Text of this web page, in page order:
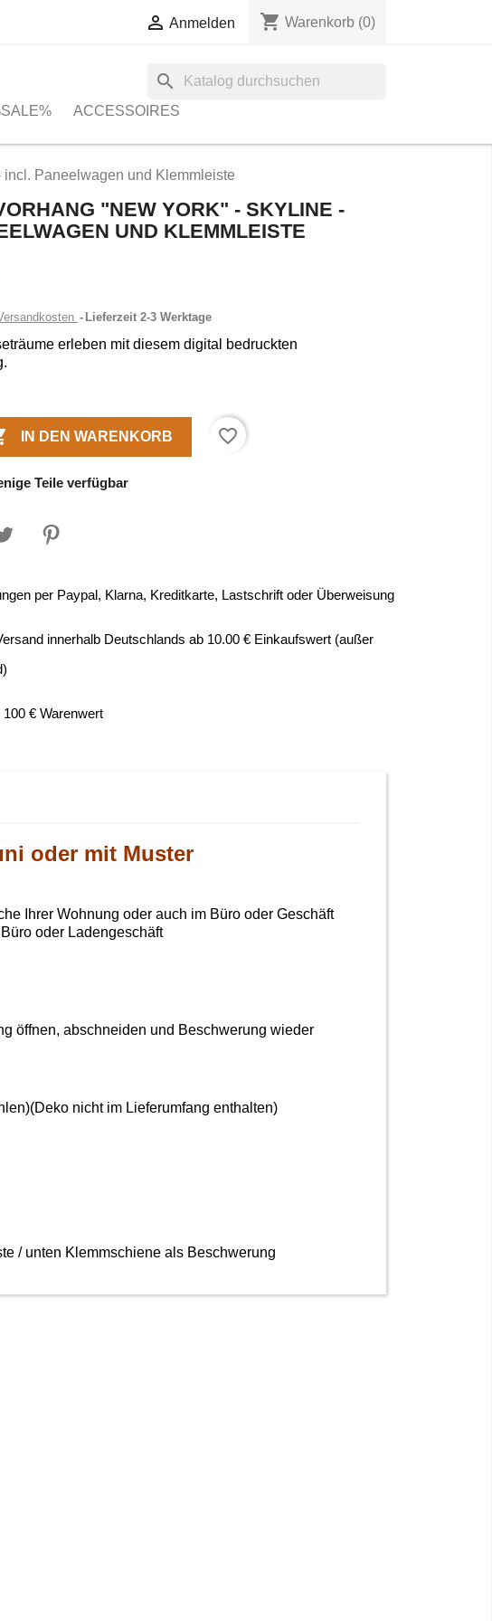
 Anmelden shopping_cart Warenkorb (0)
search
ACCESSOIRES
Paneelwagen und Klemmleiste
"NEW YORK" - SKYLINE -
UND KLEMMLEISTE
Lieferzeit 2-3 Werktage
erleben mit diesem digital bedruckten
IN DEN WARENKORB favorite_border
Teile verfügbar
per Paypal, Klarna, Kreditkarte, Lastschrift oder Überweisung
innerhalb Deutschlands ab 10.00 € Einkaufswert (außer
€ Warenwert
oder mit Muster
Ihrer Wohnung oder auch im Büro oder Geschäft
oder Ladengeschäft
öffnen, abschneiden und Beschwerung wieder
nicht im Lieferumfang enthalten)
/ unten Klemmschiene als Beschwerung